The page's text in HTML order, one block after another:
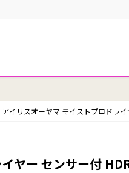
アイリスオーヤマ モイストプロドラ
ヤー センサー付